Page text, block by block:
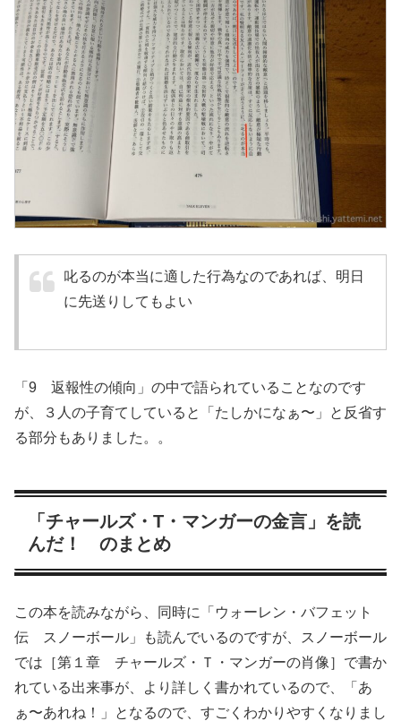
叱るのが本当に適した行為なのであれば、明日
に先送りしてもよい
「9 返報性の傾向」の中で語られていることなのです
が、３人の子育てしていると「たしかになぁ〜」と反省す
る部分もありました。。
「チャールズ・T・マンガーの金言」を読
んだ！ のまとめ
この本を読みながら、同時に「ウォーレン・バフェット
伝 スノーボール」も読んでいるのですが、スノーボール
では［第１章 チャールズ・Ｔ・マンガーの肖像］で書か
れている出来事が、より詳しく書かれているので、「あ
ぁ〜あれね！」となるので、すごくわかりやすくなりまし